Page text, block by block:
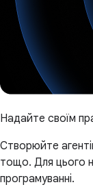
Надайте своїм
Створюйте
тощо. Для цього
програмуванні.